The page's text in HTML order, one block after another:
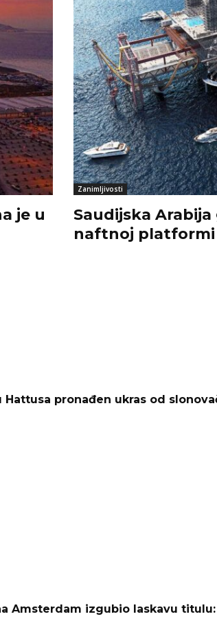
je u
Zanimljivosti
Saudijska
naftnoj platformi
Hattusa pronađen ukras od
Amsterdam izgubio laskavu